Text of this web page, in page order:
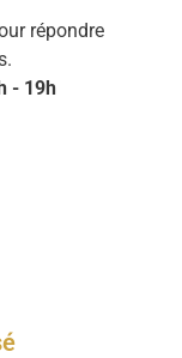
répondre
- 19h